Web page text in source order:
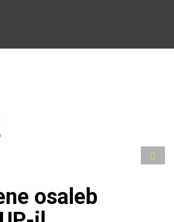
osaleb